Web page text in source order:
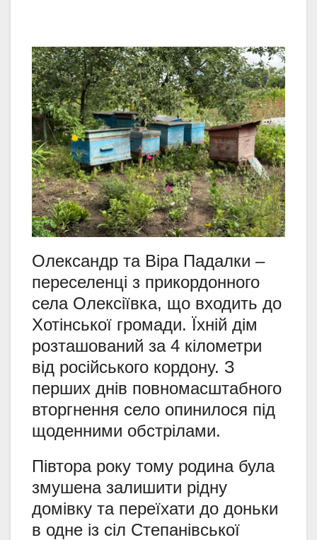
Олександр та Віра Падалки –
переселенці з прикордонного
села Олексіївка, що входить до
Хотінської громади. Їхній дім
розташований за 4 кілометри
від російського кордону. З
перших днів повномасштабного
вторгнення село опинилося під
щоденними обстрілами.
Півтора року тому родина була
змушена залишити рідну
домівку та переїхати до доньки
в одне із сіл Степанівської